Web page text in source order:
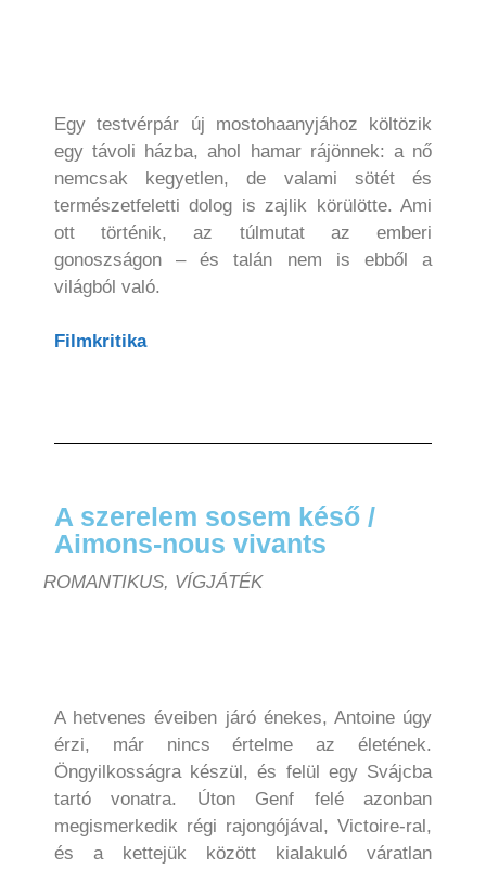
Egy testvérpár új mostohaanyjához költözik
egy távoli házba, ahol hamar rájönnek: a nő
nemcsak kegyetlen, de valami sötét és
természetfeletti dolog is zajlik körülötte. Ami
ott történik, az túlmutat az emberi
gonoszságon – és talán nem is ebből a
világból való.
Filmkritika
A szerelem sosem késő /
Aimons-nous vivants
ROMANTIKUS, VÍGJÁTÉK
A hetvenes éveiben járó énekes, Antoine úgy
érzi, már nincs értelme az életének.
Öngyilkosságra készül, és felül egy Svájcba
tartó vonatra. Úton Genf felé azonban
megismerkedik régi rajongójával, Victoire-ral,
és a kettejük között kialakuló váratlan